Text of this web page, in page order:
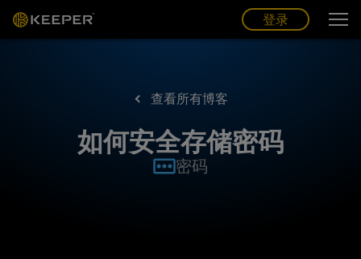
登录
查看所有博客
如何安全存储密码
密码